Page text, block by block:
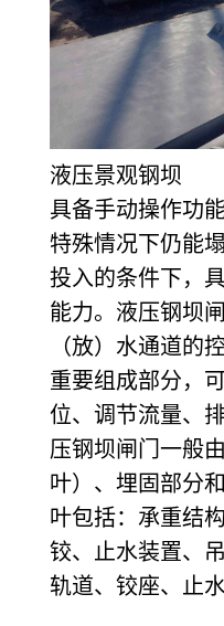
液压景观钢坝
具备手动操作功
特殊情况下仍能
投入的条件下，
能力。液压钢坝
（放）水通道的
重要组成部分，
位、调节流量、
压钢坝闸门一般
叶）、埋固部分
叶包括：承重结
铰、止水装置、
轨道、铰座、止